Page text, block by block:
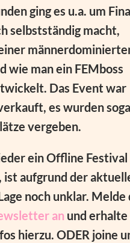
ging es u.a. um
selbstständig macht,
wie man ein FEMboss
Das Event war
es wurden
vergeben.
ein Offline Festival
ist aufgrund der
noch unklar. Melde
an und erhalte
hierzu. ODER joine